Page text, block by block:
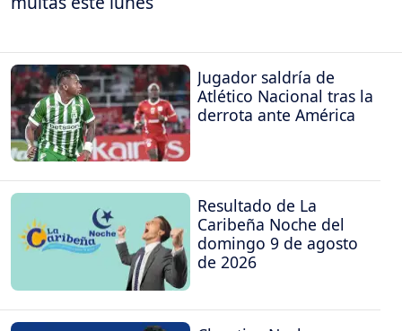
Jugador saldría de
Atlético Nacional tras la
derrota ante América
Resultado de La
Caribeña Noche del
domingo 9 de agosto
de 2026